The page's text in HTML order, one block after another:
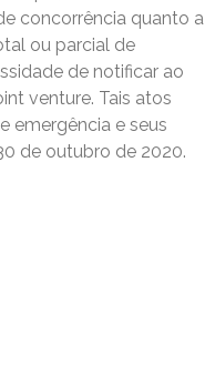
concorrência quanto a
ou parcial de
de notificar ao
venture. Tais atos
emergência e seus
de outubro de 2020.